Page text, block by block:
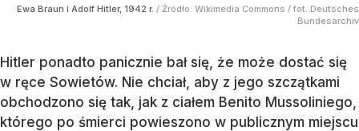
Ewa Braun i Adolf Hitler, 1942 r. / Źródło: Wikimedia Commons /fot. Deutsches
Bundesarchiv
Hitler ponadto panicznie bał się, że może dostać się
w ręce Sowietów. Nie chciał, aby z jego szczątkami
obchodzono się tak, jak z ciałem Benito Mussoliniego,
którego po śmierci powieszono w publicznym miejscu